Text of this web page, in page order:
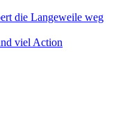
die Langeweile weg
viel Action